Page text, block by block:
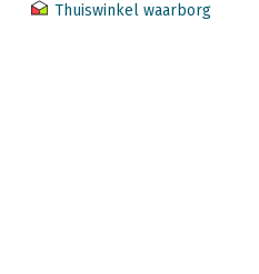
Thuiswinkel waarborg